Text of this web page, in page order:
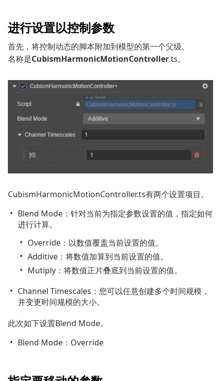
进行设置以控制参数
首先，将控制动态的脚本附加到模型的第一个父级。
名称是CubismHarmonicMotionController.ts。
CubismHarmonicMotionController.ts有两个设置项目。
Blend Mode：针对当前为指定参数设置的值，指定如何
进行计算。
Override：以数值覆盖当前设置的值。
Additive：将数值加算到当前设置的值。
Mutiply：将数值正片叠底到当前设置的值。
Channel Timescales：您可以任意创建多个时间规模，
并变更时间规模的大小。
此次如下设置Blend Mode。
Blend Mode：Override